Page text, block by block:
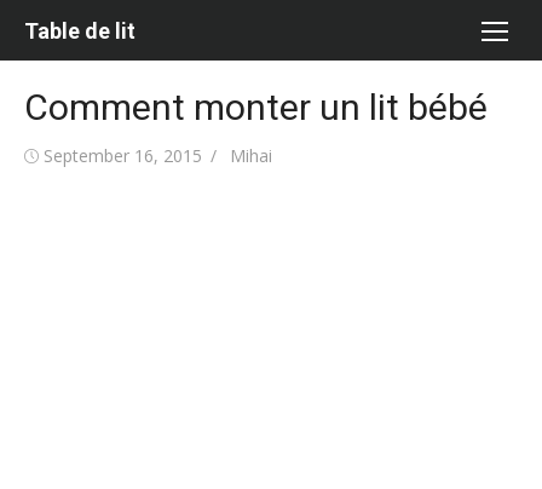
Table de lit
Comment monter un lit bébé
Posted
September 16, 2015 Author
Mihai